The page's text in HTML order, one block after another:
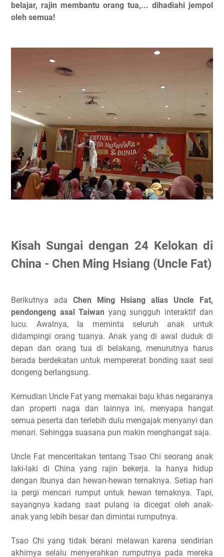
belajar, rajin membantu orang tua,... dihadiahi jempol
oleh semua!
Kisah Sungai dengan 24 Kelokan di
China - Chen Ming Hsiang (Uncle Fat)
Berikutnya ada Chen Ming Hsiang alias Uncle Fat,
pendongeng asal Taiwan yang sungguh interaktif dan
lucu. Awalnya, Ia meminta seluruh anak untuk
didampingi orang tuanya. Anak yang di awal duduk di
depan dan orang tua di belakang, menurutnya harus
berada berdekatan untuk mempererat bonding saat sesi
dongeng berlangsung.
Kemudian Uncle Fat yang memakai baju khas negaranya
dan properti naga dan lainnya ini, menyapa hangat
semua peserta dan terlebih dulu mengajak menyanyi dan
menari. Sehingga suasana pun makin menghangat saja.
Uncle Fat menceritakan tentang Tsao Chi seorang anak
laki-laki di China yang rajin bekerja. Ia hanya hidup
dengan Ibunya dan hewan-hewan ternaknya. Setiap hari
ia pergi mencari rumput untuk hewan ternaknya. Tapi,
sayangnya kadang saat pulang ia dicegat oleh anak-
anak yang lebih besar dan dimintai rumputnya.
Tsao Chi yang tidak berani melawan karena sendirian
akhirnya selalu menyerahkan rumputnya pada mereka